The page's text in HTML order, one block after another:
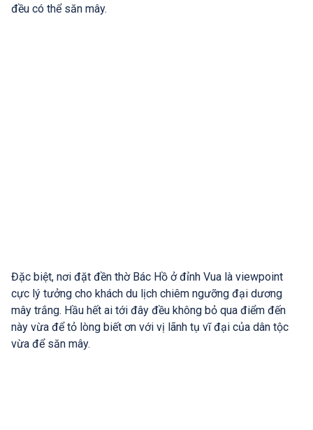
đều có thể săn mây.
Đặc biệt, nơi đặt đền thờ Bác Hồ ở đỉnh Vua là viewpoint
cực lý tưởng cho khách du lịch chiêm ngưỡng đại dương
mây trắng. Hầu hết ai tới đây đều không bỏ qua điểm đến
này vừa để tỏ lòng biết ơn với vị lãnh tụ vĩ đại của dân tộc
vừa để săn mây.